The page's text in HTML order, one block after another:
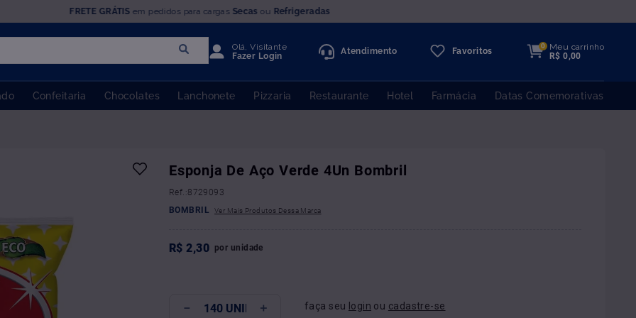
FRETE GRÁTISem pedidos para cargas Secas ou Refrigeradas
Olá, Visitante
Fazer Login
Atendimento Favoritos
0
Meu carrinho
R$ 0,00
Confeitaria Chocolates Lanchonete Pizzaria Restaurante Hotel Farmácia Datas Comemorativas
Esponja De Aço Verde 4Un Bombril
:8729093
BOMBRIL
R$ 2,30 por unidade
＋
－ faça seu login ou cadastre-se